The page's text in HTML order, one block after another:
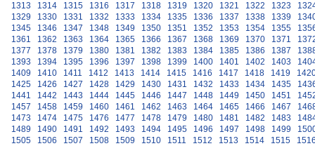
1313
1314 1315 1316 1317 1318 1319 1320 1321 1322 1323
1329
1330 1331 1332 1333 1334 1335 1336 1337 1338 1339
1345
1346 1347 1348 1349 1350 1351 1352 1353 1354 1355
1361
1362 1363 1364 1365 1366 1367 1368 1369 1370 1371
1377
1378 1379 1380 1381 1382 1383 1384 1385 1386 1387
1393
1394 1395 1396 1397 1398 1399 1400 1401 1402 1403
1409
1410 1411 1412 1413 1414 1415 1416 1417 1418 1419
1425
1426 1427 1428 1429 1430 1431 1432 1433 1434 1435
1441
1442 1443 1444 1445 1446 1447 1448 1449 1450 1451
1457
1458 1459 1460 1461 1462 1463 1464 1465 1466 1467
1473
1474 1475 1476 1477 1478 1479 1480 1481 1482 1483
1489
1490 1491 1492 1493 1494 1495 1496 1497 1498 1499
1505
1506 1507 1508 1509 1510 1511 1512 1513 1514 1515